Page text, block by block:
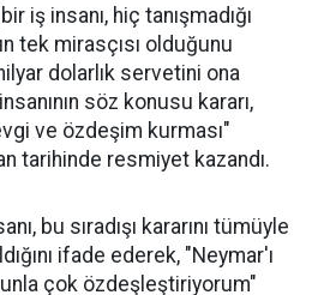
iş insanı, hiç tanışmadığı
tek mirasçısı olduğunu
dolarlık servetini ona
söz konusu kararı,
ve özdeşim kurması"
tarihinde resmiyet kazandı.
bu sıradışı kararını tümüyle
ifade ederek, "Neymar'ı
çok özdeşleştiriyorum"